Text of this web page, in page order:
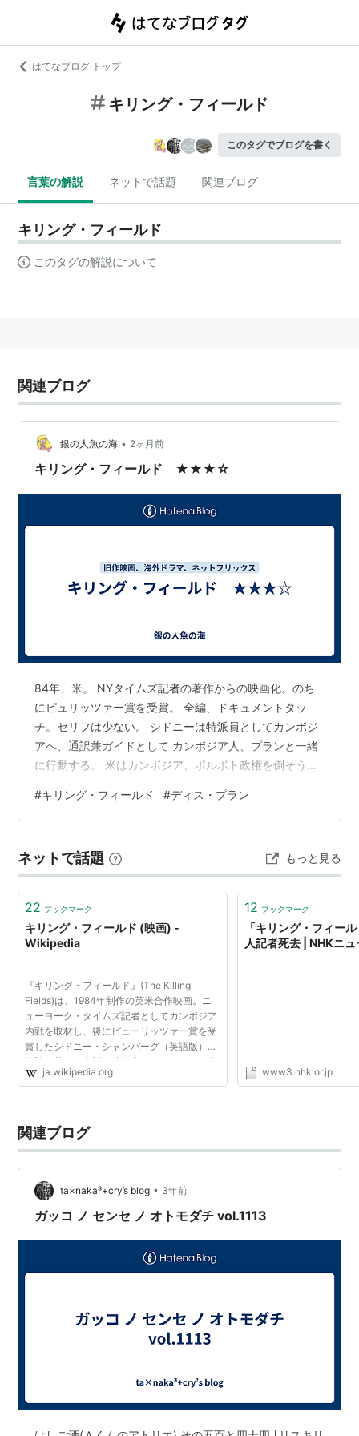
はてなブログ トップ
キリング・フィールド
このタグでブログを書く
言葉の解説 ネットで話題 関連ブログ
キリング・フィールド
このタグの解説について
関連ブログ
銀の人魚の海 • 2ヶ月前
キリング・フィールド ★★★☆
84年、米。 NYタイムズ記者の著作からの映画化。のち
にピュリッツァー賞を受賞。 全編、ドキュメントタッ
チ。セリフは少ない。 シドニーは特派員としてカンボジ
アへ、通訳兼ガイドとして カンボジア人、プランと一緒
に行動する。 米はカンボジア、ポルポト政権を倒そうと
ージュ、KRは15歳未満の 少年兵が多く、まさに殺戮の世
界。 多分1回しか見ていないが、はっきり残っているシー
プランのため偽造パスポートを 作成、ネガがうまく焼け
ず、落胆するシーン。 プランは彼らと一緒に帰国でき
ず、シドニーは75年4…
#キリング・フィールド #ディス・プラン
ネットで話題 もっと見る
22 ブックマーク
キリング・フィールド (映画) -
Wikipedia
『キリング・フィールド』(The Killing
Fields)は、1984年制作の英米合作映画。ニ
ューヨーク・タイムズ記者としてカンボジア
内戦を取材し、後にピューリッツァー賞を受
賞したシドニー・シャンバーグ（英語版）の
体験に基づく実話を映画化したもの。1985年
のアカデミー賞において、助演男優賞・編集
ja.wikipedia.org
12 ブックマーク
「キリング・フィー
人記者死去 | NHKニュ
www3.nhk.or.jp
関連ブログ
ta×naka³+cry’s blog • 3年前
ガッコ ノ センセ ノ オトモダチ vol.1113